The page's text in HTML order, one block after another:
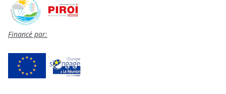
Financé par: